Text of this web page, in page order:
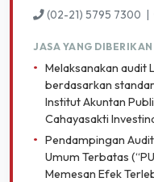
(02-21) 5795 7300 |
JASA YANG DIBERIKAN
• Melaksanakan audit
berdasarkan
Institut Akuntan
Cahayasakti
• Pendampingan
Umum Terbatas
Memesan Efek